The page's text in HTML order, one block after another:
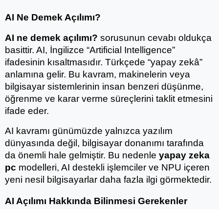
AI Ne Demek Açılımı?
AI ne demek açılımı? sorusunun cevabı oldukça
basittir. AI, İngilizce “Artificial Intelligence”
ifadesinin kısaltmasıdır. Türkçede “yapay zekâ”
anlamına gelir. Bu kavram, makinelerin veya
bilgisayar sistemlerinin insan benzeri düşünme,
öğrenme ve karar verme süreçlerini taklit etmesini
ifade eder.
AI kavramı günümüzde yalnızca yazılım
dünyasında değil, bilgisayar donanımı tarafında
da önemli hale gelmiştir. Bu nedenle yapay zeka
pc modelleri, AI destekli işlemciler ve NPU içeren
yeni nesil bilgisayarlar daha fazla ilgi görmektedir.
AI Açılımı Hakkında Bilinmesi Gerekenler